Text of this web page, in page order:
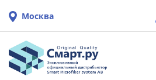
Москва